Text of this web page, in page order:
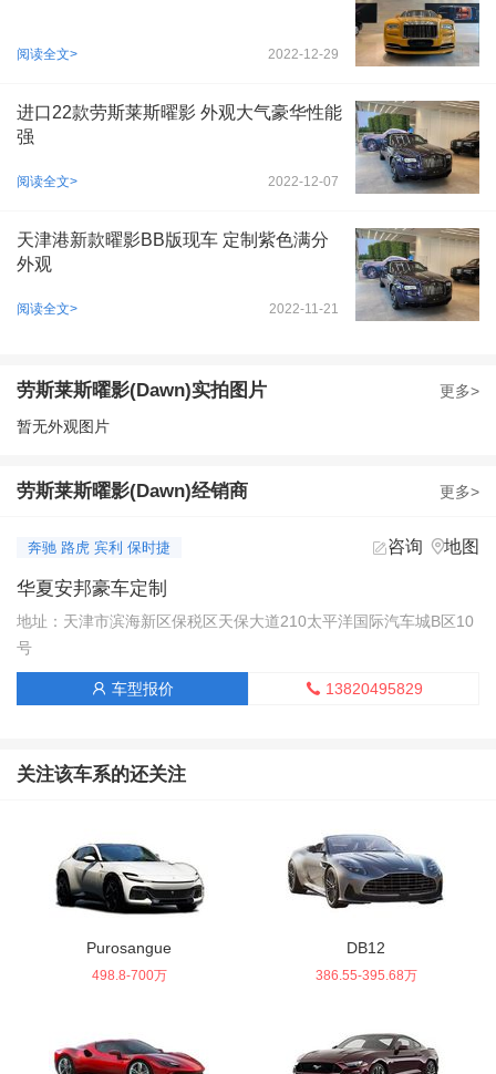
2022-12-29
阅读全文>
进口22款劳斯莱斯曜影 外观大气豪华性能
强
2022-12-07
阅读全文>
天津港新款曜影BB版现车 定制紫色满分
外观
2022-11-21
阅读全文>
劳斯莱斯曜影(Dawn)实拍图片
更多>
暂无外观图片
劳斯莱斯曜影(Dawn)经销商 更多>
奔驰 路虎 宾利 保时捷 咨询 地图
华夏安邦豪车定制
地址：天津市滨海新区保税区天保大道210太平洋国际汽车城B区10
号
 车型报价  13820495829
关注该车系的还关注
Purosangue
498.8-700万
DB12
386.55-395.68万